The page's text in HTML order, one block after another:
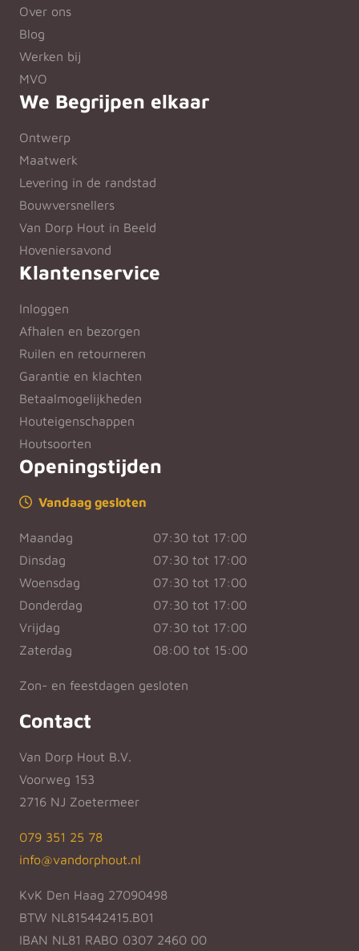
Over ons
Blog
Werken bij
MVO
We Begrijpen elkaar
Ontwerp
Maatwerk
Levering in de randstad
Bouwversnellers
Van Dorp Hout in Beeld
Hoveniersavond
Klantenservice
Inloggen
Afhalen en bezorgen
Ruilen en retourneren
Garantie en klachten
Betaalmogelijkheden
Houteigenschappen
Houtsoorten
Openingstijden
Vandaag gesloten
Maandag
07:30 tot 17:00
Dinsdag
07:30 tot 17:00
Woensdag
07:30 tot 17:00
Donderdag
07:30 tot 17:00
Vrijdag
07:30 tot 17:00
Zaterdag
08:00 tot 15:00
Zon- en feestdagen gesloten
Contact
Van Dorp Hout B.V.
Voorweg 153
2716 NJ Zoetermeer
079 351 25 78
info@vandorphout.nl
KvK Den Haag 27090498
BTW NL815442415.B01
IBAN NL81 RABO 0307 2460 00